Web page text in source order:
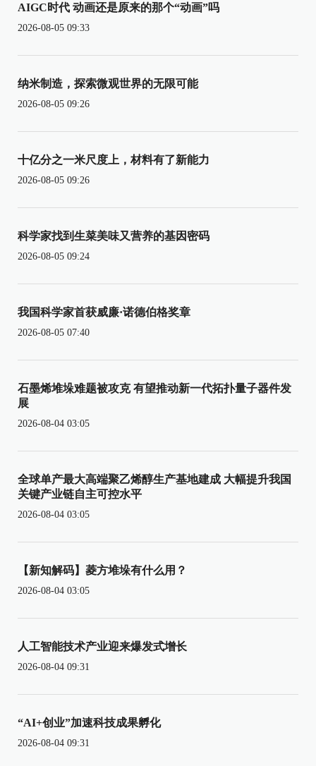
AIGC时代 动画还是原来的那个“动画”吗
2026-08-05 09:33
纳米制造，探索微观世界的无限可能
2026-08-05 09:26
十亿分之一米尺度上，材料有了新能力
2026-08-05 09:26
科学家找到生菜美味又营养的基因密码
2026-08-05 09:24
我国科学家首获威廉·诺德伯格奖章
2026-08-05 07:40
石墨烯堆垛难题被攻克 有望推动新一代拓扑量子器件发
展
2026-08-04 03:05
全球单产最大高端聚乙烯醇生产基地建成 大幅提升我国
关键产业链自主可控水平
2026-08-04 03:05
【新知解码】菱方堆垛有什么用？
2026-08-04 03:05
人工智能技术产业迎来爆发式增长
2026-08-04 09:31
“AI+创业”加速科技成果孵化
2026-08-04 09:31